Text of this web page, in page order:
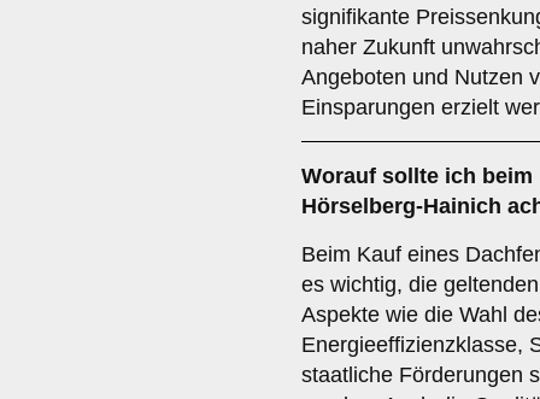
signifikante
naher Zukunft
Angeboten und Nutzen
Einsparungen erzielt
Worauf sollte ich
Hörselberg-Hainich
Beim Kauf eines
es wichtig, die
Aspekte wie die Wahl
Energieeffizienzklasse,
staatliche Förderungen